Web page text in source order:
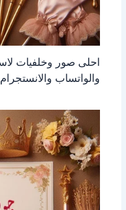
احلى صور وخلفيات
والواتساب والانستجرام